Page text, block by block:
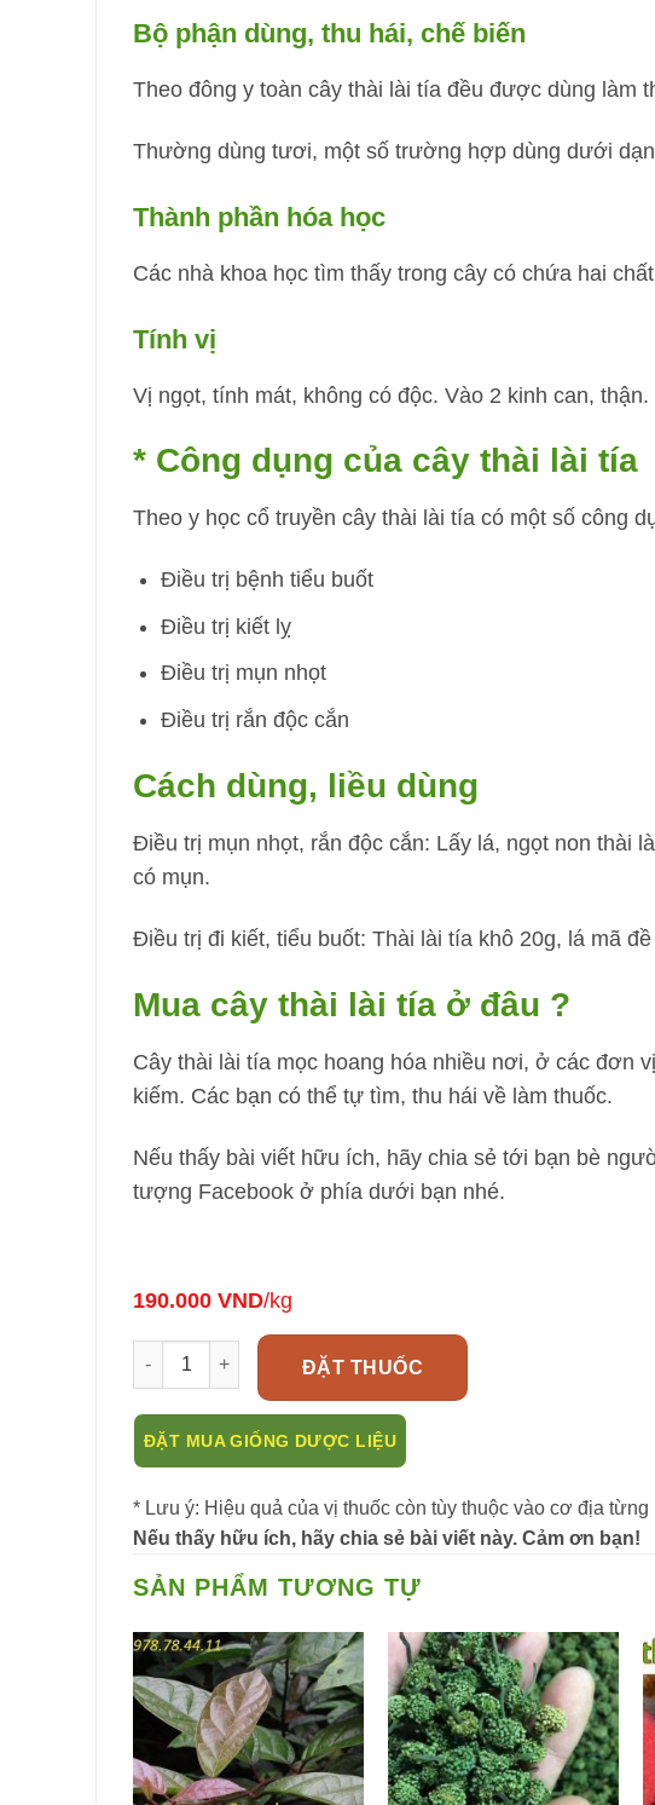
Bộ phận dùng, thu hái, chế biến
Theo đông y toàn cây thài lài tía đều được dùng làm
Thường dùng tươi, một số trường hợp dùng dưới
Thành phần hóa học
Các nhà khoa học tìm thấy trong cây có chứa hai
Tính vị
Vị ngọt, tính mát, không có độc. Vào 2 kinh can,
* Công dụng của cây thài lài tía
Theo y học cổ truyền cây thài lài tía có một số công
Điều trị bệnh tiểu buốt
Điều trị kiết lỵ
Điều trị mụn nhọt
Điều trị rắn độc cắn
Cách dùng, liều dùng
Điều trị mụn nhọt, rắn độc cắn: Lấy lá, ngọt non thài
có mụn.
Điều trị đi kiết, tiểu buốt: Thài lài tía khô 20g, lá mã
Mua cây thài lài tía ở đâu ?
Cây thài lài tía mọc hoang hóa nhiều nơi, ở các đơn
kiếm. Các bạn có thể tự tìm, thu hái về làm thuốc.
Nếu thấy bài viết hữu ích, hãy chia sẻ tới bạn bè
tượng Facebook ở phía dưới bạn nhé.
190.000 VND/kg
Thài lài tía - Loài cây cảnh có công dụng điều trị bệnh số lượng
ĐẶT THUỐC
ĐẶT MUA GIỐNG DƯỢC LIỆU
* Lưu ý: Hiệu quả của vị thuốc còn tùy thuộc vào cơ địa
Nếu thấy hữu ích, hãy chia sẻ bài viết này. Cảm ơn bạn!
SẢN PHẨM TƯƠNG TỰ